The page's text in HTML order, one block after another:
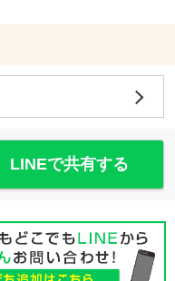
LINEで共有する